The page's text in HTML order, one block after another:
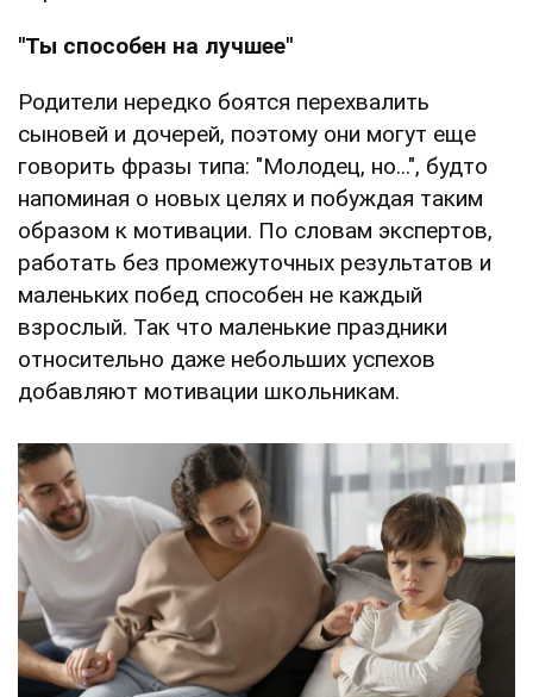
"Ты способен на лучшее"
Родители нередко боятся перехвалить
сыновей и дочерей, поэтому они могут еще
говорить фразы типа: "Молодец, но...", будто
напоминая о новых целях и побуждая таким
образом к мотивации. По словам экспертов,
работать без промежуточных результатов и
маленьких побед способен не каждый
взрослый. Так что маленькие праздники
относительно даже небольших успехов
добавляют мотивации школьникам.